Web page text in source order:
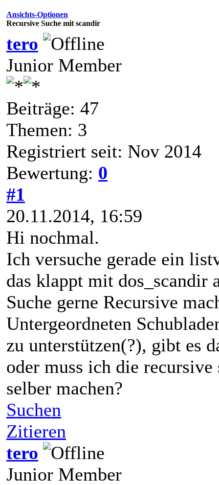
Ansichts-Optionen
Recursive Suche mit scandir
tero
Junior Member
Beiträge: 47
Themen: 3
Registriert seit: Nov 2014
Bewertung: 0
#1
20.11.2014, 16:59
Hi nochmal.
Ich versuche gerade ein
das klappt mit dos_scandir
Suche gerne Recursive
Untergeordneten
zu unterstützen(?), gibt es
oder muss ich die
selber machen?
Suchen
Zitieren
tero
Junior Member